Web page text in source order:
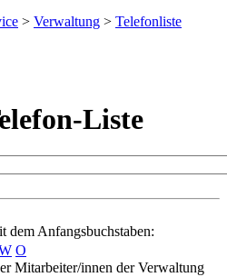
> Verwaltung > Telefonliste
Liste
dem Anfangsbuchstaben:
O
Mitarbeiter/innen der Verwaltung